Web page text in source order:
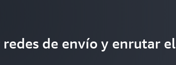
redes de envío y enrutar el